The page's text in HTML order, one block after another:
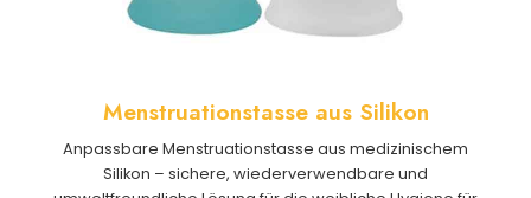
Menstruationstasse aus Silikon
Anpassbare Menstruationstasse aus medizinischem
Silikon – sichere, wiederverwendbare und